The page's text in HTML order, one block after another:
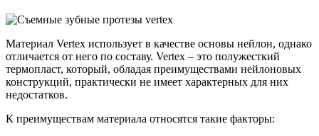
Материал Vertex использует в качестве основы нейлон, однако
отличается от него по составу. Vertex – это полужесткий
термопласт, который, обладая преимуществами нейлоновых
конструкций, практически не имеет характерных для них
недостатков.
К преимуществам материала относятся такие факторы: